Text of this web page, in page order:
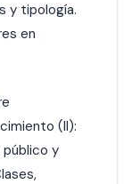
y tipología.
en
(II):
público y